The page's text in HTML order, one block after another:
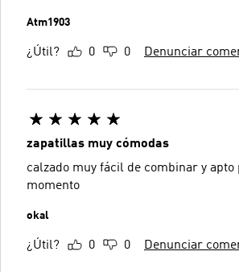
Atm1903
¿Útil? 0 0 Denunciar
zapatillas muy cómodas
calzado muy fácil de combinar y apto
momento
okal
¿Útil? 0 0 Denunciar